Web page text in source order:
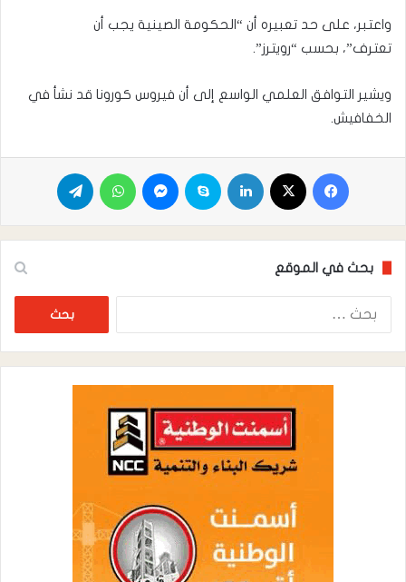
واعتبر، على حد تعبيره أن “الحكومة الصينية يجب أن
تعترف”، بحسب “رويترز”.
ويشير التوافق العلمي الواسع إلى أن فيروس كورونا قد نشأ في
الخفافيش.
فيسبوك لينكدإن سكايب ماسنجر واتساب
بحث في الموقع